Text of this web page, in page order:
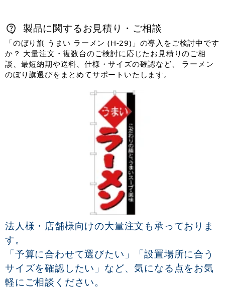
製品に関するお見積り・ご相談
「のぼり旗 うまい ラーメン (H-29)」の導入をご検討中です
か？ 大量注文・複数台のご検討に応じたお見積りのご相
談、最短納期や送料、仕様・サイズの確認など、 ラーメン
のぼり旗選びをまとめてサポートいたします。
法人様・店舗様向けの大量注文も承っておりま
す。
「予算に合わせて選びたい」「設置場所に合う
サイズを確認したい」など、気になる点をお気
軽にご相談ください。